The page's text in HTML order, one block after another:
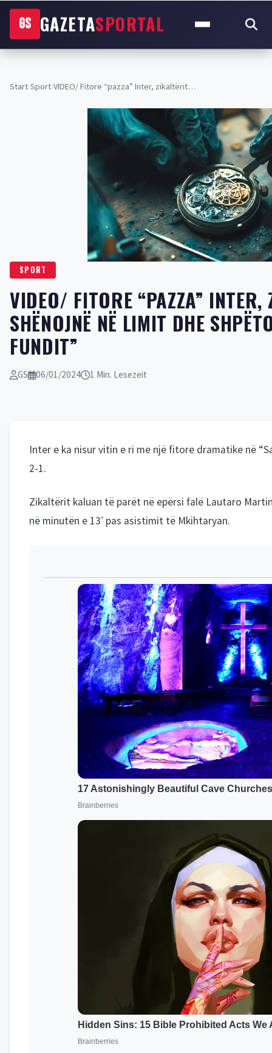
GS GAZETASPORTAL
Start›Sport›VIDEO/ Fitore “pazza” Inter, zikaltërit…
SPORT
VIDEO/ FITORE “PAZZA” INTER,
SHËNOJNË NË LIMIT DHE
FUNDIT”
GS 06/01/2024 1 Min. Lesezeit
Inter e ka nisur vitin e ri me një fitore dramatike në
2-1.
Zikaltërit kaluan të parët në epërsi falë Lautaro
në minutën e 13′ pas asistimit të Mkihtaryan.